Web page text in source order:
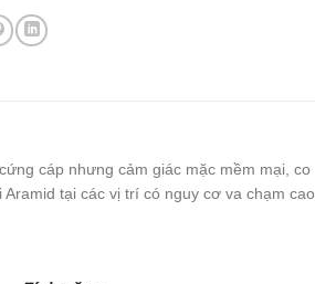
cáp nhưng cảm giác mặc mềm mại, co
tại các vị trí có nguy cơ va chạm cao.